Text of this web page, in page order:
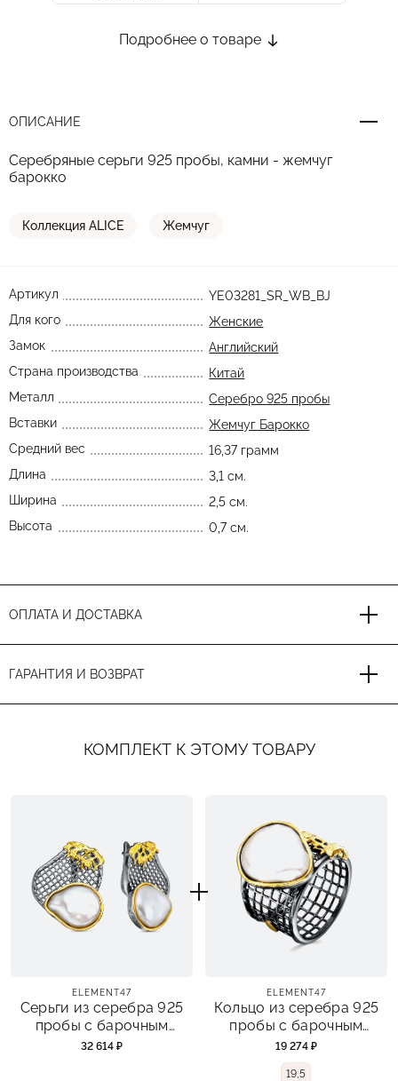
Подробнее о товаре
ОПИСАНИЕ
Серебряные серьги 925 пробы, камни - жемчуг
барокко
Коллекция ALICE Жемчуг
Артикул
YE03281_SR_WB_BJ
Для кого
Женские
Замок
Английский
Страна производства
Китай
Металл
Серебро 925 пробы
Вставки
Жемчуг Барокко
Средний вес
16,37 грамм
Длина
3,1 см.
Ширина
2,5 см.
Высота
0,7 см.
ОПЛАТА И ДОСТАВКА
ГАРАНТИЯ И ВОЗВРАТ
КОМПЛЕКТ К ЭТОМУ ТОВАРУ
ELEMENT47
Серьги из серебра 925
пробы с барочным
жемчугом
32 614 ₽
ELEMENT47
Кольцо из серебра 925
пробы с барочным
жемчугом
19 274 ₽
19,5